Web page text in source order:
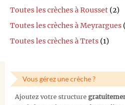
Toutes les crèches à Rousset (2)
Toutes les crèches à Meyrargues
Toutes les crèches à Trets (1)
Vous gérez une crèche ?
Ajoutez votre structure